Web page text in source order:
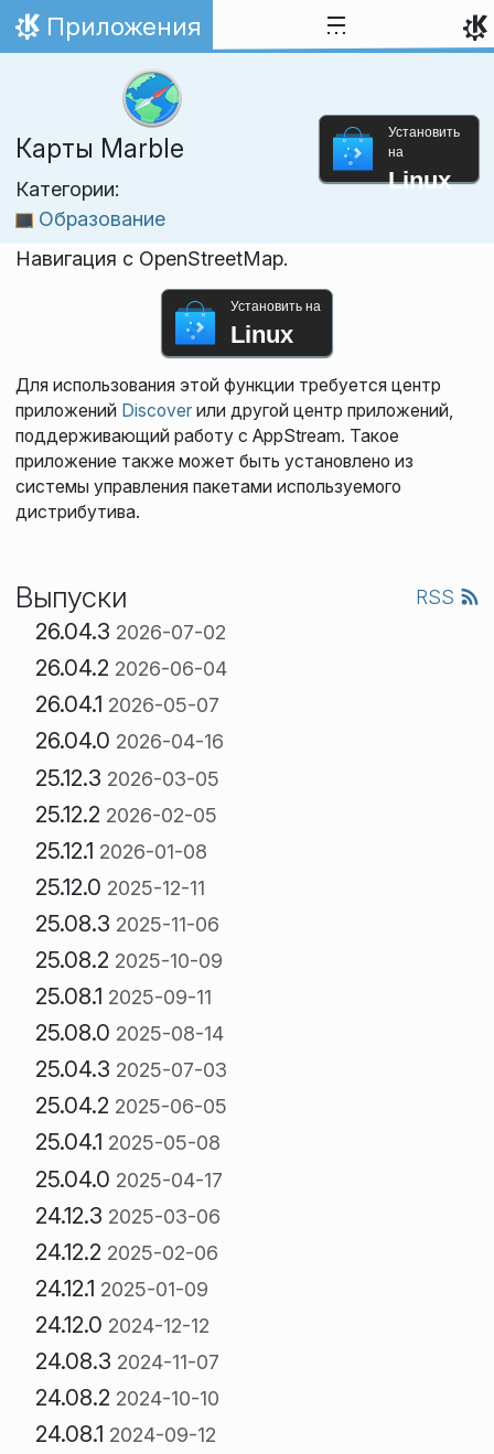
Перейти к содержимому
На главную
Приложения
Карты Marble
Категории:
Образование
Установить
на
Linux
Навигация с OpenStreetMap.
Установить на
Linux
Для использования этой функции требуется центр
приложений Discoverили другой центр приложений,
поддерживающий работу с AppStream. Такое
приложение также может быть установлено из
системы управления пакетами используемого
дистрибутива.
Выпуски RSS
26.04.3 2026-07-02
26.04.2 2026-06-04
26.04.1 2026-05-07
26.04.0 2026-04-16
25.12.3 2026-03-05
25.12.2 2026-02-05
25.12.1 2026-01-08
25.12.0 2025-12-11
25.08.3 2025-11-06
25.08.2 2025-10-09
25.08.1 2025-09-11
25.08.0 2025-08-14
25.04.3 2025-07-03
25.04.2 2025-06-05
25.04.1 2025-05-08
25.04.0 2025-04-17
24.12.3 2025-03-06
24.12.2 2025-02-06
24.12.1 2025-01-09
24.12.0 2024-12-12
24.08.3 2024-11-07
24.08.2 2024-10-10
24.08.1 2024-09-12